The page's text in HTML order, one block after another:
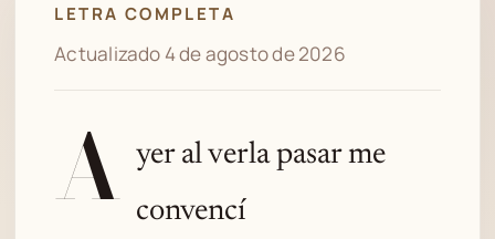
LETRA COMPLETA
Actualizado 4 de agosto de 2026
A yer al verla pasar me
convencí